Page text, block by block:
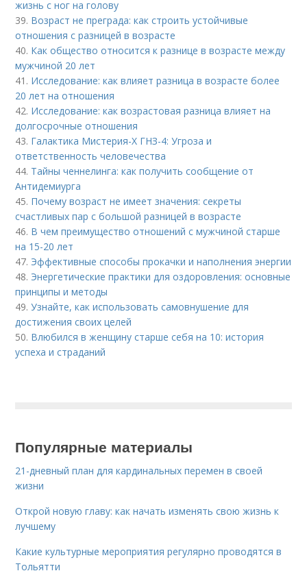
жизнь с ног на голову
39. Возраст не преграда: как строить устойчивые
отношения с разницей в возрасте
40. Как общество относится к разнице в возрасте между
мужчиной 20 лет
41. Исследование: как влияет разница в возрасте более
20 лет на отношения
42. Исследование: как возрастовая разница влияет на
долгосрочные отношения
43. Галактика Мистерия-Х ГНЗ-4: Угроза и
ответственность человечества
44. Тайны ченнелинга: как получить сообщение от
Антидемиурга
45. Почему возраст не имеет значения: секреты
счастливых пар с большой разницей в возрасте
46. В чем преимущество отношений с мужчиной старше
на 15-20 лет
47. Эффективные способы прокачки и наполнения энергии
48. Энергетические практики для оздоровления: основные
принципы и методы
49.Узнайте, как использовать самовнушение для
достижения своих целей
50. Влюбился в женщину старше себя на 10: история
успеха и страданий
Популярные материалы
21-дневный план для кардинальных перемен в своей
жизни
Открой новую главу: как начать изменять свою жизнь к
лучшему
Какие культурные мероприятия регулярно проводятся в
Тольятти